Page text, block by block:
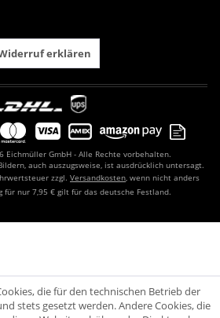
erklären
Eichmüller GmbH - Alle Rechte vorbehalten.
auch auszugsweise, ist ausdrücklich untersagt.
zzgl. Versandkosten , wenn nicht anders
für nur 7,95 € gilt für das deutsche Festland.
die für den technischen Betrieb der
stets gesetzt werden. Andere Cookies, die